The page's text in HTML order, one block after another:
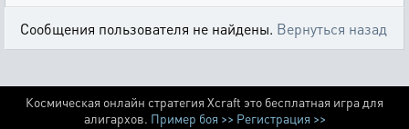
Сообщения пользователя не найдены. Вернуться назад
Космическая онлайн стратегия Xcraft это бесплатная игра для
алигархов. Пример боя >> Регистрация >>